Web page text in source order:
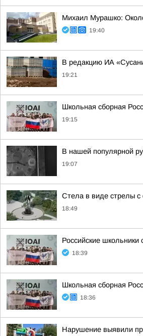
Михаил Мурашко:
19:40
В редакцию ИА
19:21
Школьная сборная
19:15
В нашей популярной
19:07
Стела в виде стрелы с
18:49
Российские
18:39
Школьная сборная
18:36
Нарушение выявили